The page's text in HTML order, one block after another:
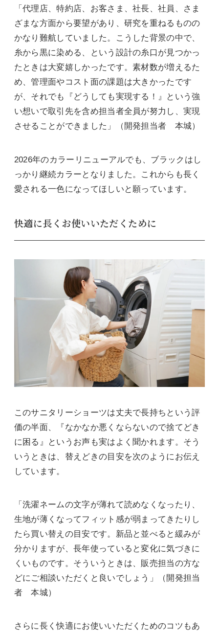
「代理店、特約店、お客さま、社長、社員、さま
ざまな方面から要望があり、研究を重ねるものの
かなり難航していました。こうした背景の中で、
糸から黒に染める、という設計の糸口が見つかっ
たときは大変嬉しかったです。素材数が増えるた
め、管理面やコスト面の課題は大きかったです
が、それでも『どうしても実現する！』という強
い想いで取引先を含め担当者全員が努力し、実現
させることができました」（開発担当者 本城）
2026年のカラーリニューアルでも、ブラックはし
っかり継続カラーとなりました。これからも長く
愛される一色になってほしいと願っています。
快適に長くお使いいただくために
このサニタリーショーツは丈夫で長持ちという評
価の半面、『なかなか悪くならないので捨てどき
に困る』というお声も実はよく聞かれます。そう
いうときは、替えどきの目安を次のようにお伝え
しています。
「洗濯ネームの文字が薄れて読めなくなったり、
生地が薄くなってフィット感が弱まってきたりし
たら買い替えの目安です。新品と並べると緩みが
分かりますが、長年使っていると変化に気づきに
くいものです。そういうときは、販売担当の方な
どにご相談いただくと良いでしょう」（開発担当
者 本城）
さらに長く快適にお使いいただくためのコツもあ